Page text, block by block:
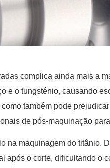
complica ainda mais a
e o tungsténio, causando
também pode
de pós-maquinação
na maquinagem do titânio.
após o corte, dificultando o